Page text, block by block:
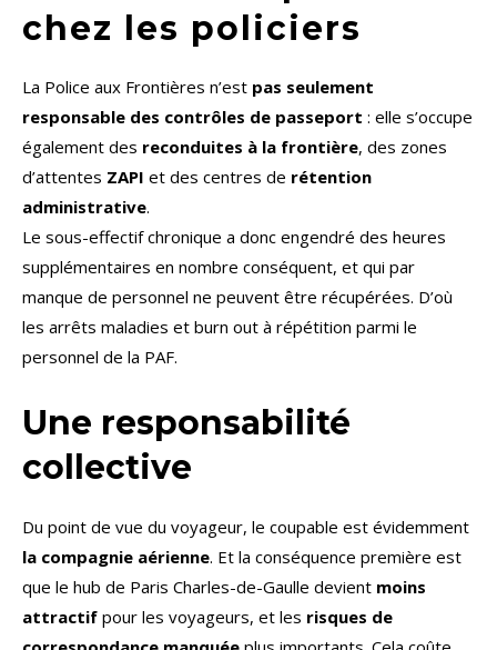
chez les policiers
La Police aux Frontières n’est pas seulement
responsable des contrôles de passeport : elle s’occupe
également des reconduites à la frontière, des zones
d’attentes ZAPI et des centres de rétention
administrative.
Le sous-effectif chronique a donc engendré des heures
supplémentaires en nombre conséquent, et qui par
manque de personnel ne peuvent être récupérées. D’où
les arrêts maladies et burn out à répétition parmi le
personnel de la PAF.
Une responsabilité
collective
Du point de vue du voyageur, le coupable est évidemment
la compagnie aérienne. Et la conséquence première est
que le hub de Paris Charles-de-Gaulle devient moins
attractif pour les voyageurs, et les risques de